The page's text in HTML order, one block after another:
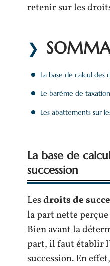
retenir sur les
La base de calcul des
Le barème de taxation
Les abattements sur
La base de
succession
Lesdroits de
la part nette
Bien avant la
part, il faut établir
succession. En